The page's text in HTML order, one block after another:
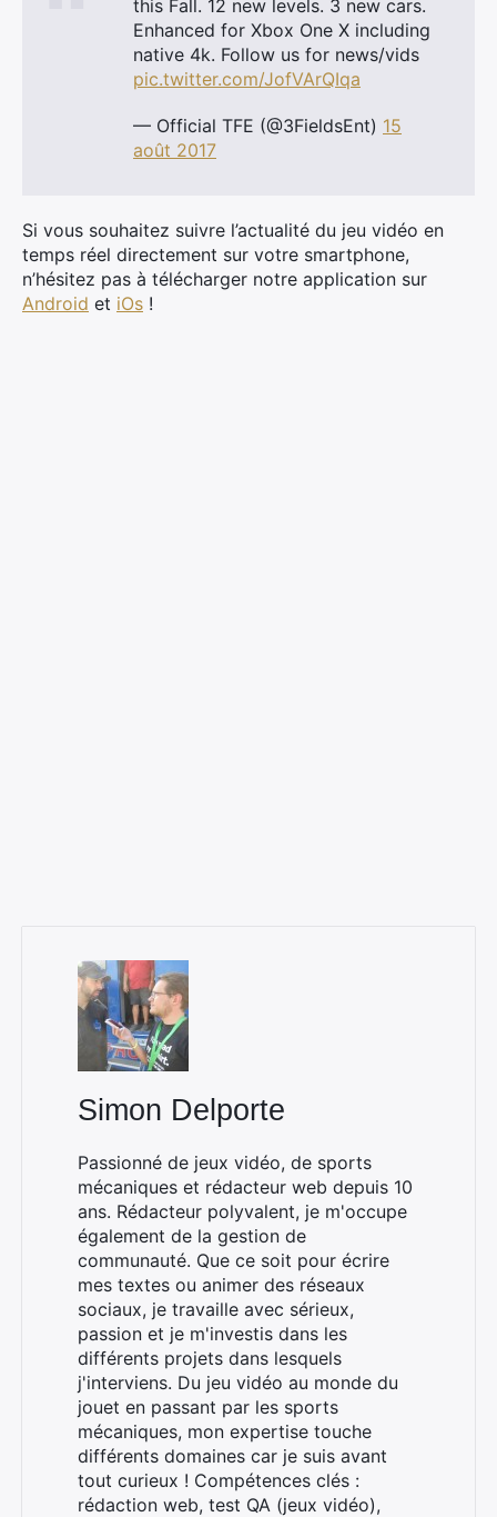
this Fall. 12 new levels. 3 new cars.
Enhanced for Xbox One X including
native 4k. Follow us for news/vids
pic.twitter.com/JofVArQIqa
— Official TFE (@3FieldsEnt) 15
août 2017
Si vous souhaitez suivre l’actualité du jeu vidéo en
temps réel directement sur votre smartphone,
n’hésitez pas à télécharger notre application sur
Android et iOs !
Simon Delporte
Passionné de jeux vidéo, de sports
mécaniques et rédacteur web depuis 10
ans. Rédacteur polyvalent, je m'occupe
également de la gestion de
communauté. Que ce soit pour écrire
mes textes ou animer des réseaux
sociaux, je travaille avec sérieux,
passion et je m'investis dans les
différents projets dans lesquels
j'interviens. Du jeu vidéo au monde du
jouet en passant par les sports
mécaniques, mon expertise touche
différents domaines car je suis avant
tout curieux ! Compétences clés :
rédaction web, test QA (jeux vidéo),